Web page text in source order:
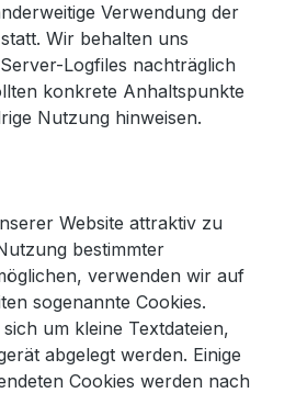
Verwendung der
Wir behalten uns
Logfiles nachträglich
konkrete Anhaltspunkte
Nutzung hinweisen.
Website attraktiv zu
bestimmter
verwenden wir auf
sogenannte Cookies.
um kleine Textdateien,
abgelegt werden. Einige
Cookies werden nach